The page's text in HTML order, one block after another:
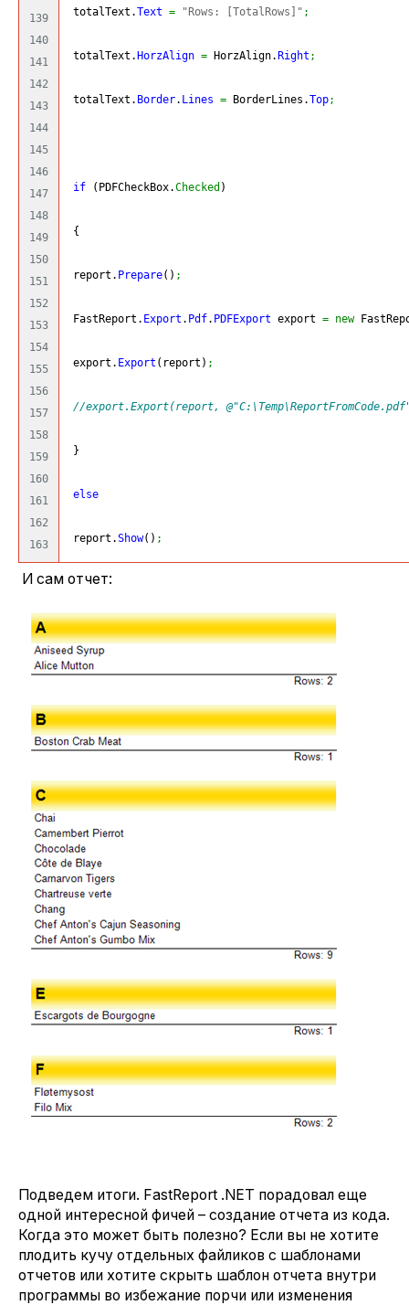
139
140
141
142
143
144
145
146
147
148
149
150
151
152
153
154
155
156
157
158
159
160
161
162
totalText.Text = "Rows: [TotalRows]" ;
totalText.HorzAlign = HorzAlign.Right ;
totalText. Border. Lines = BorderLines.Top;
if ( PDFCheckBox.Checked )
{
report. Prepare( ) ;
FastReport. Export . Pdf. PDFExport export = new
export. Export ( report ) ;
//export.Export(report,
}
else
report.Show( ) ;
И сам отчет:
Подведем итоги. FastReport .NET порадовал еще
одной интересной фичей – создание отчета из кода.
Когда это может быть полезно? Если вы не хотите
плодить кучу отдельных файликов с шаблонами
отчетов или хотите скрыть шаблон отчета внутри
программы во избежание порчи или изменения